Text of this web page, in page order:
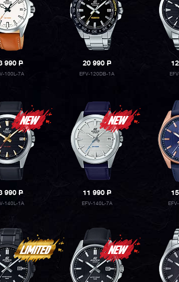
990P
100L-7A
20 990 P
EFV-120DB-1A
990P
140L-1A
11 990 P
EFV-140L-7A